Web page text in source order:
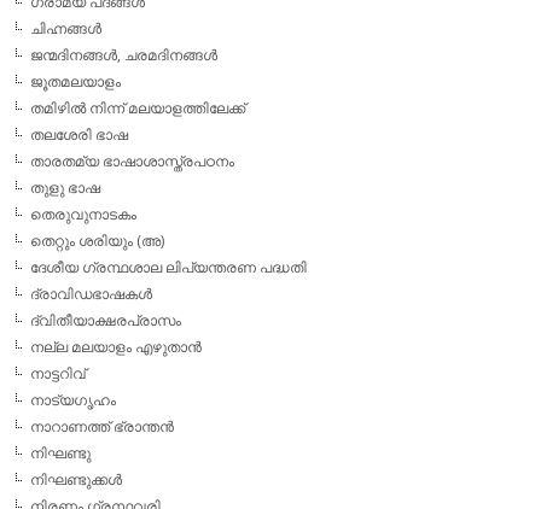
ചിഹ്നങ്ങള്‍
ജന്മദിനങ്ങള്‍, ചരമദിനങ്ങള്‍
ജൂതമലയാളം
തമിഴില്‍ നിന്ന് മലയാളത്തിലേക്ക്
തലശേരി ഭാഷ
താരതമ്യ ഭാഷാശാസ്ത്രപഠനം
തുളു ഭാഷ
തെരുവുനാടകം
തെറ്റും ശരിയും (അ)
ദേശീയ ഗ്രന്ഥശാല ലിപ്യന്തരണ പദ്ധതി
ദ്രാവിഡഭാഷകള്‍
ദ്വിതീയാക്ഷരപ്രാസം
നല്ല മലയാളം എഴുതാന്‍
നാട്ടറിവ്
നാട്യഗൃഹം
നാറാണത്ത് ഭ്രാന്തന്‍
നിഘണ്ടു
നിഘണ്ടുക്കള്‍